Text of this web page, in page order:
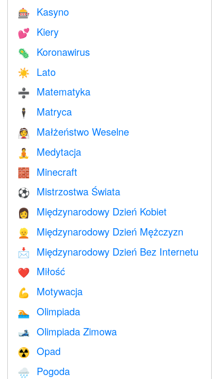
🎰 Kasyno
💕 Kiery
🦠 Koronawirus
☀️ Lato
➗ Matematyka
🕴️ Matryca
👰 Małżeństwo Weselne
🧘 Medytacja
🧱 Minecraft
⚽ Mistrzostwa Świata
👩 Międzynarodowy Dzień Kobiet
👱 Międzynarodowy Dzień Mężczyzn
📩 Międzynarodowy Dzień Bez Internetu
❤️️ Miłość
💪 Motywacja
🏊 Olimpiada
🎿 Olimpiada Zimowa
☢️ Opad
🌧 Pogoda